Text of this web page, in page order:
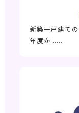
新築一戸建て
年度か……